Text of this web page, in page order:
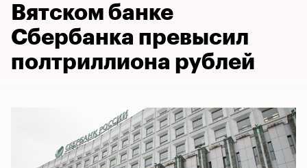
Вятском банке
Сбербанка превысил
полтриллиона рублей